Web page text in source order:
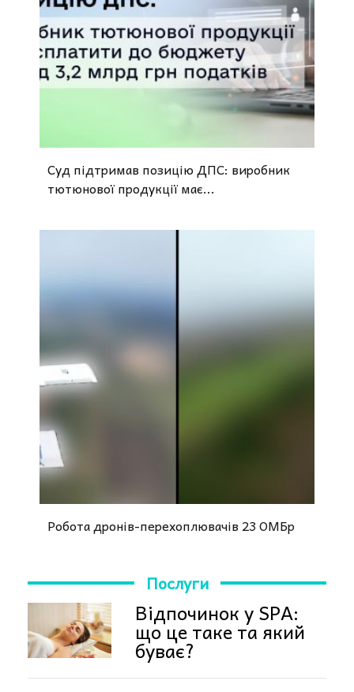
Суд підтримав позицію ДПС: виробник
тютюнової продукції має...
Робота дронів-перехоплювачів 23 ОМБр
Послуги
Відпочинок у SPA:
що це таке та який
буває?